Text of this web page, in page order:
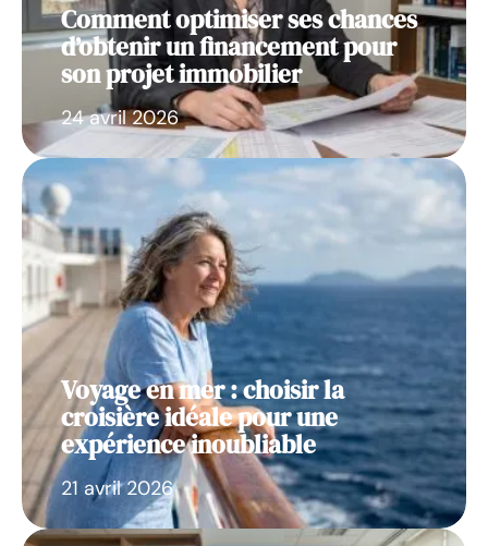
Comment optimiser ses chances
d’obtenir un financement pour
son projet immobilier
24 avril 2026
Voyage en mer : choisir la
croisière idéale pour une
expérience inoubliable
21 avril 2026